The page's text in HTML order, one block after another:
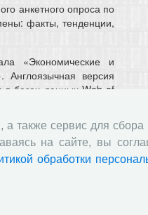
анкетного опроса по
факты, тенденции,
«Экономические и
Англоязычная версия
в базах данных Web of
изданий. Журнал
год по тематике
экспертов – члены
Большинство из них
, а также сервис для сбора
на сайте, вы
обработки